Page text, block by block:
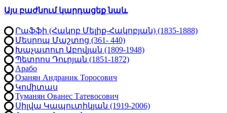
Այս բաժնում կարդացեք նաև
Րաֆֆի (Հակոբ Մելիք-Հակոբյան) (1835-1888)
Մեսրոպ Մաշտոց (361- 440)
Խաչատուր Աբովյան (1809-1948)
Պետրոս Դուրյան (1851-1872)
Арабо
Озанян Андраник Торосович
Կոմիտաս
Туманян Ованес Татевосович
Սիլվա Կապուտիկյան (1919-2006)